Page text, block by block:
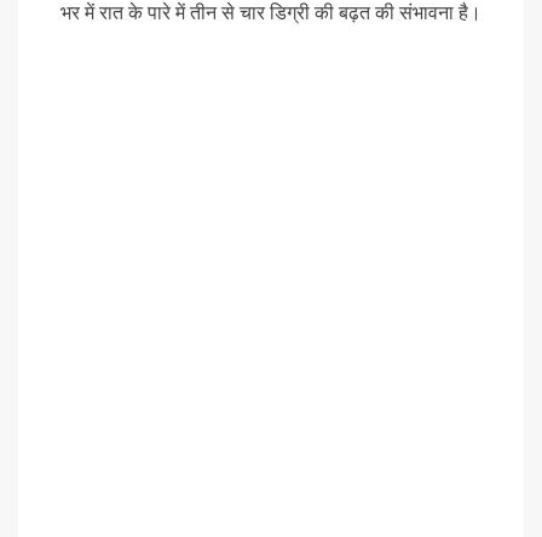
भर में रात के पारे में तीन से चार डिग्री की बढ़त की संभावना है।